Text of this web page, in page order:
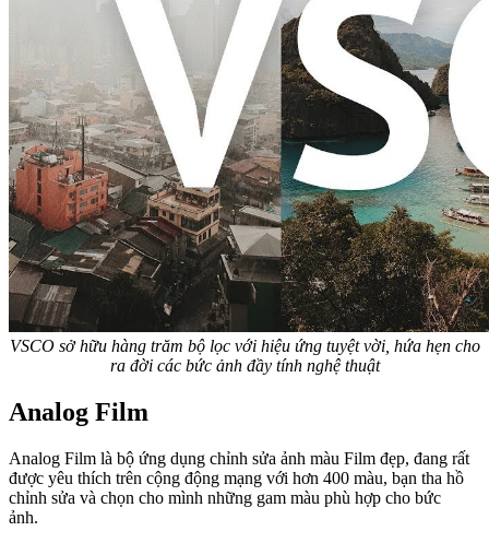
VSCO sở hữu hàng trăm bộ lọc với hiệu ứng tuyệt vời, hứa hẹn cho
ra đời các bức ảnh đầy tính nghệ thuật
Analog Film
Analog Film là bộ ứng dụng chỉnh sửa ảnh màu Film đẹp, đang rất
được yêu thích trên cộng động mạng với hơn 400 màu, bạn tha hồ
chỉnh sửa và chọn cho mình những gam màu phù hợp cho bức
ảnh.